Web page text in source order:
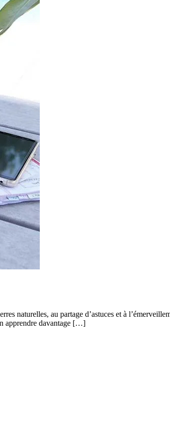
naturelles, au partage d’astuces et à
apprendre davantage […]